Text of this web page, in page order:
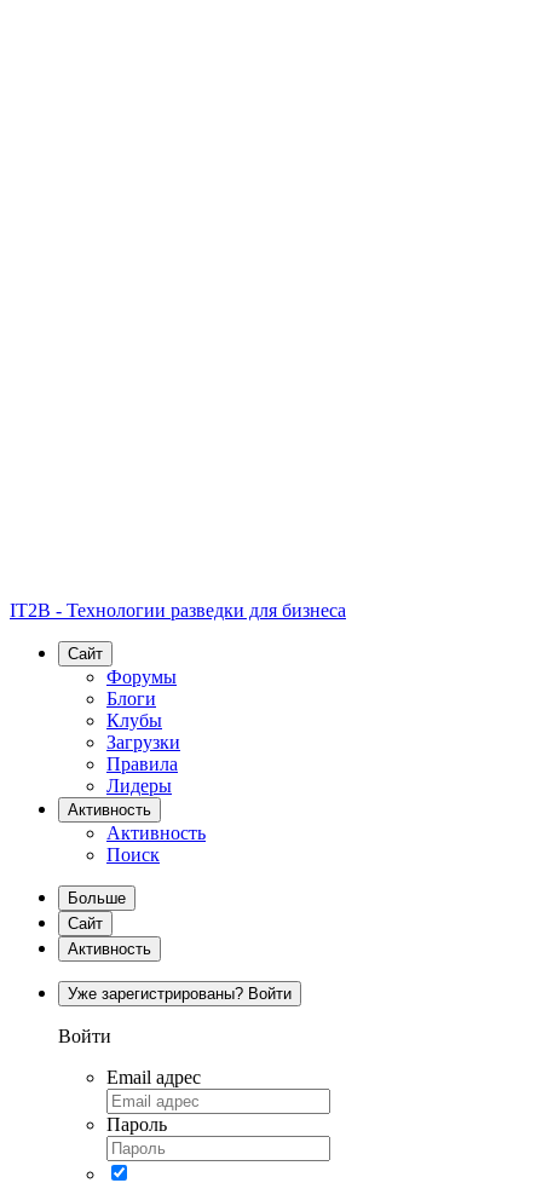
IT2B - Технологии разведки для бизнеса
Сайт
Форумы
Блоги
Клубы
Загрузки
Правила
Лидеры
Активность
Активность
Поиск
Больше
Сайт
Активность
Уже зарегистрированы? Войти
Войти
Email адрес
Пароль